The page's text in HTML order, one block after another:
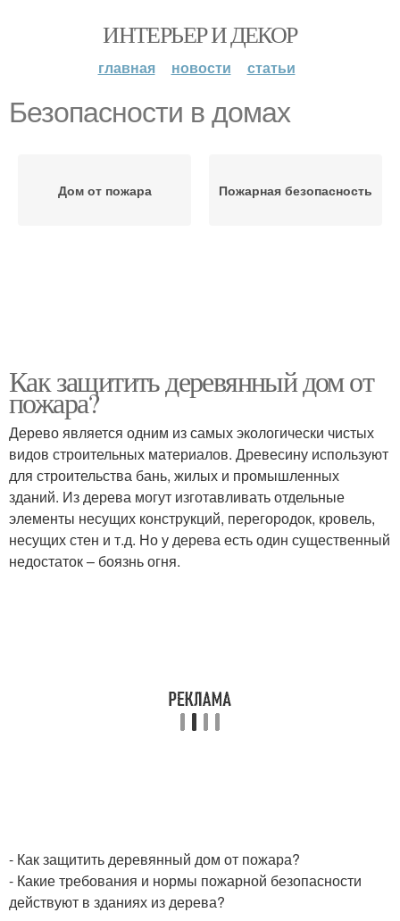
ИНТЕРЬЕР И ДЕКОР
главная новости статьи
Безопасности в домах
Дом от пожара Пожарная безопасность
Как защитить деревянный дом от
пожара?
Дерево является одним из самых экологически чистых
видов строительных материалов. Древесину используют
для строительства бань, жилых и промышленных
зданий. Из дерева могут изготавливать отдельные
элементы несущих конструкций, перегородок, кровель,
несущих стен и т.д. Но у дерева есть один существенный
недостаток – боязнь огня.
- Как защитить деревянный дом от пожара?
- Какие требования и нормы пожарной безопасности
действуют в зданиях из дерева?